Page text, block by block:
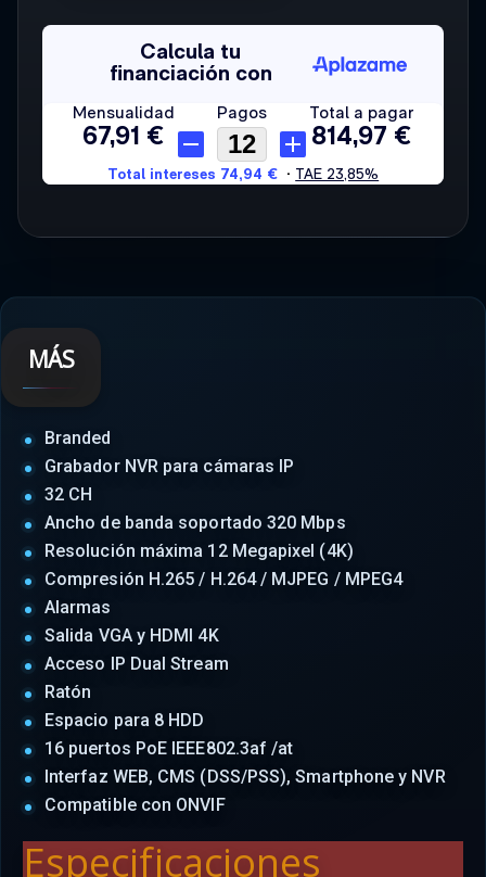
MÁS
Branded
Grabador NVR para cámaras IP
32 CH
Ancho de banda soportado 320 Mbps
Resolución máxima 12 Megapixel (4K)
Compresión H.265 / H.264 / MJPEG / MPEG4
Alarmas
Salida VGA y HDMI 4K
Acceso IP Dual Stream
Ratón
Espacio para 8 HDD
16 puertos PoE IEEE802.3af /at
Interfaz WEB, CMS (DSS/PSS), Smartphone y NVR
Compatible con ONVIF
Especificaciones